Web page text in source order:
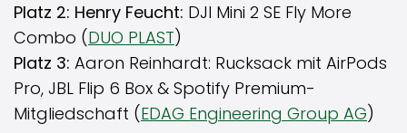
Platz 2: Henry Feucht: DJI Mini 2 SE Fly More
Combo (DUO PLAST)
Platz 3: Aaron Reinhardt: Rucksack mit AirPods
Pro, JBL Flip 6 Box & Spotify Premium-
Mitgliedschaft (EDAG Engineering Group AG)